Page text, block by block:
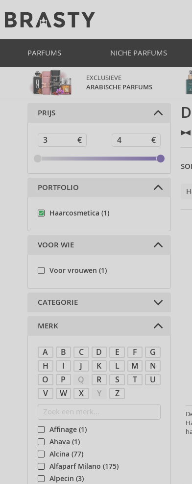
PARFUMS NICHE PARFUMS
EXCLUSIEVE
ARABISCHE PARFUMS
PRIJS
PORTFOLIO
Haarcosmetica (1)
VOOR WIE
Voor vrouwen (1)
CATEGORIE
Accessoires (1)
MERK
A B C D E F
G
H
I J K L M
N
O
P Q R S T
U
V
W X Y Z
Affinage (1)
Ahava (1)
Alcina (77)
Alfaparf Milano (175)
Alpecin (3)